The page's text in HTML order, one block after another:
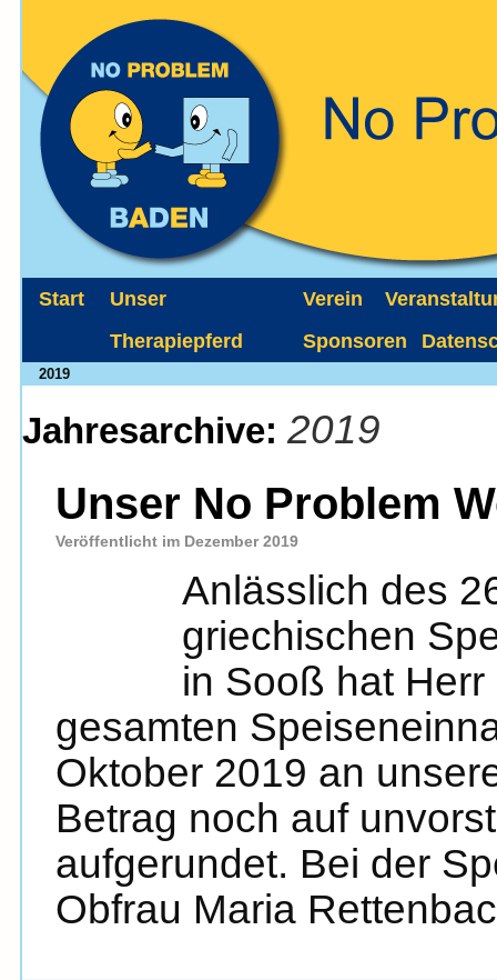
Start
Unser
Therapiepferd
Verein
Sponsoren
2019
Jahresarchive: 2019
Unser No Problem
Veröffentlicht im Dezember 2019
Anlässlich des
griechischen
in Sooß hat
gesamten
Oktober 2019 an
Betrag noch auf
aufgerundet. Bei der
Obfrau Maria